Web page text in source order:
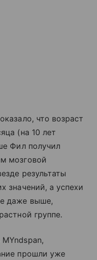
что возраст
(на 10 лет
Фил получил
мозговой
результаты
значений, а успехи
даже выше,
группе.
прошли уже